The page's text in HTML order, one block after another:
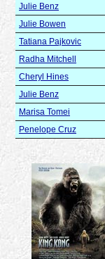
Julie Benz
Julie Bowen
Tatiana Pajkovic
Radha Mitchell
Cheryl Hines
Julie Benz
Marisa Tomei
Penelope Cruz